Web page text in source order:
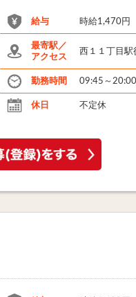
給与 時給1,470円
最寄駅／
アクセス
西１１丁目駅
勤務時間 09:45～
休日 不定休